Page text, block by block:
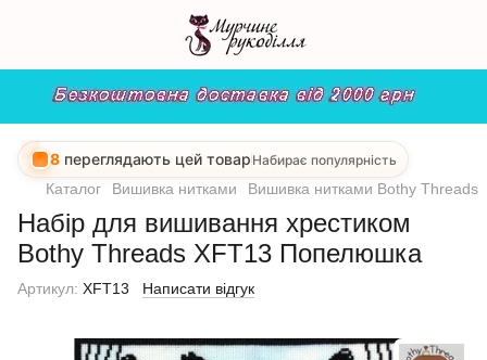
8 переглядають цей товар Набирає популярність
Каталог Вишивка нитками Вишивка нитками Bothy Threads
Набір для вишивання хрестиком
Bothy Threads XFT13 Попелюшка
Артикул: XFT13 Написати відгук